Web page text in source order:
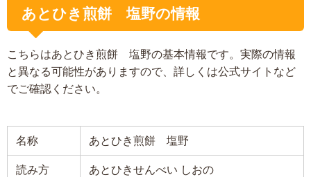
あとひき煎餅 塩野の情報
こちらはあとひき煎餅 塩野の基本情報です。実際の情報
と異なる可能性がありますので、詳しくは公式サイトなど
でご確認ください。
名称 あとひき煎餅 塩野
読み方 あとひきせんべい しおの